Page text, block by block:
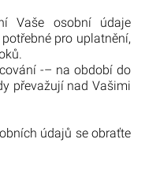
Vaše osobní údaje
pro uplatnění,
-– na období do
převažují nad Vašimi
údajů se obraťte